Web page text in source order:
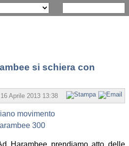
si schiera con
Aprile 2013 13:38 Scritto da Redazione
Harambee prendiamo atto delle